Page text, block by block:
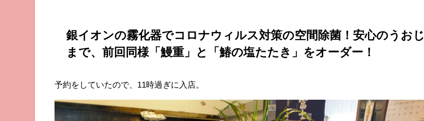
銀イオンの霧化器でコロナウィルス対策の空間除菌！安心のうおじ
まで、前回同様「鰻重」と「鰆の塩たたき」をオーダー！
予約をしていたので、11時過ぎに入店。